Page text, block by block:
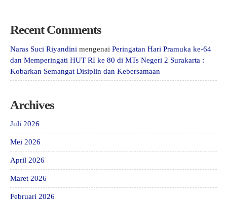
Recent Comments
Naras Suci Riyandini mengenai Peringatan Hari Pramuka ke-64
dan Memperingati HUT RI ke 80 di MTs Negeri 2 Surakarta :
Kobarkan Semangat Disiplin dan Kebersamaan
Archives
Juli 2026
Mei 2026
April 2026
Maret 2026
Februari 2026